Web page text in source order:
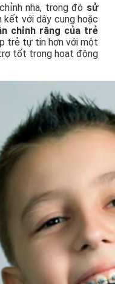
nha, trong đó sử
với dây cung hoặc
chỉnh răng của trẻ
trẻ tự tin hơn với một
tốt trong hoạt động